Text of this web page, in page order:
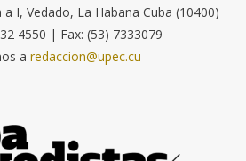
I, Vedado, La Habana Cuba (10400)
4550 | Fax: (53) 7333079
a redaccion@upec.cu